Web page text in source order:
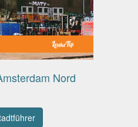
Nord